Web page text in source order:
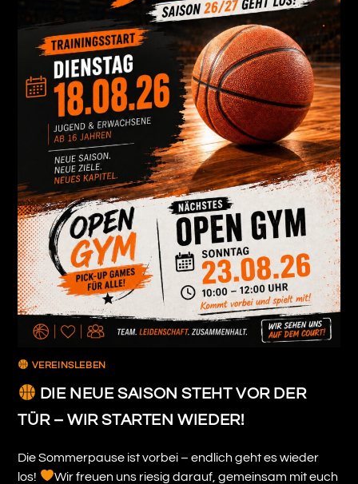
VEREINSLEBEN
DIE NEUE SAISON STEHT VOR DER
TÜR – WIR STARTEN WIEDER!
Die Sommerpause ist vorbei – endlich geht es wieder
los!
Wir freuen uns riesig darauf, gemeinsam mit euch